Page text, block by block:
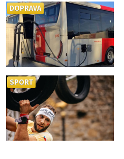
DOPRAVA
SPORT